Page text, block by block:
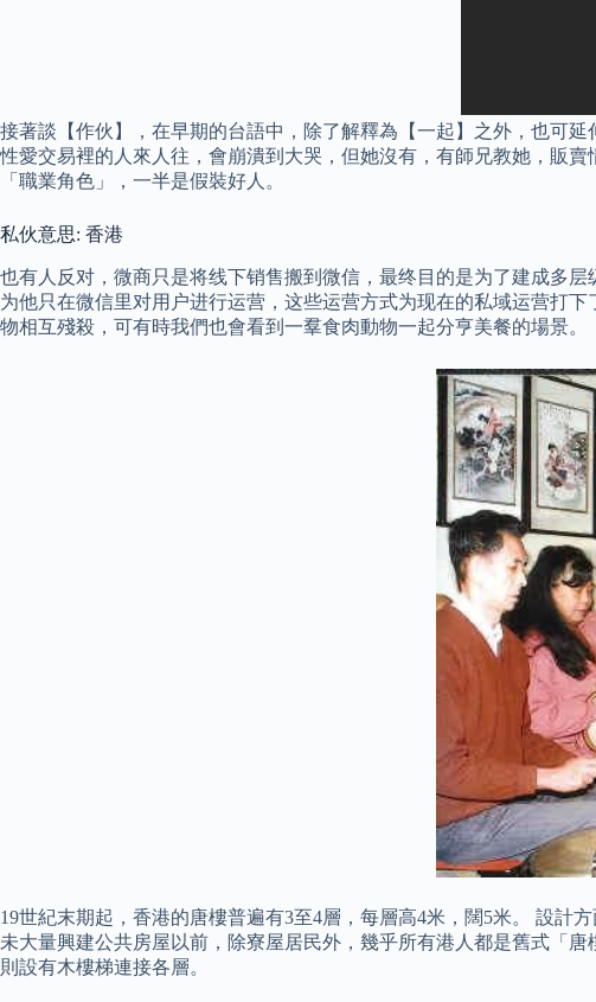
接著談【作伙】，在早期的台語中，除了解釋為【一起】之外，也可
性愛交易裡的人來人往，會崩潰到大哭，但她沒有，有師兄教她，販
「職業角色」，一半是假裝好人。
私伙意思: 香港
也有人反对，微商只是将线下销售搬到微信，最终目的是为了建成多
为他只在微信里对用户进行运营，这些运营方式为现在的私域运营打
物相互殘殺，可有時我們也會看到一羣食肉動物一起分亨美餐的場景。
19世紀末期起，香港的唐樓普遍有3至4層，每層高4米，闊5米。 設計
未大量興建公共房屋以前，除寮屋居民外，幾乎所有港人都是舊式「
則設有木樓梯連接各層。